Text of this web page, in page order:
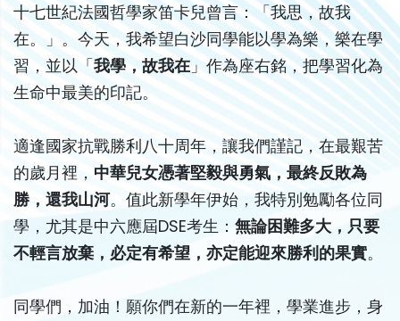
十七世紀法國哲學家笛卡兒曾言：「我思，故我
在。」。今天，我希望白沙同學能以學為樂，樂在學
習，並以「我學，故我在 」作為座右銘，把學習化為
生命中最美的印記。
適逢國家抗戰勝利八十周年，讓我們謹記，在最艱苦
的歲月裡， 中華兒女憑著堅毅與勇氣，最終反敗為
勝，還我山河。值此新學年伊始，我特別勉勵各位同
學，尤其是中六應屆DSE考生： 無論困難多大，只要
不輕言放棄，必定有希望，亦定能迎來勝利的果實。
同學們，加油！願你們在新的一年裡，學業進步，身